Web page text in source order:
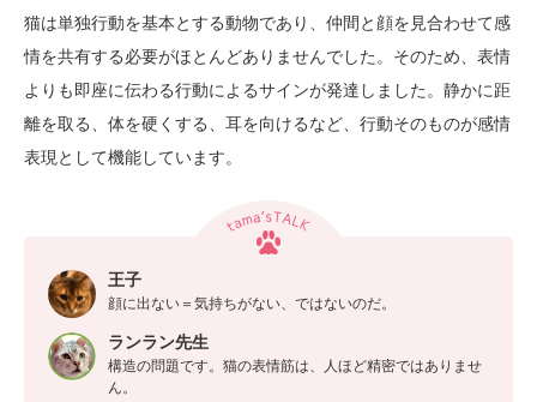
猫は単独行動を基本とする動物であり、仲間と顔を見合わせて感
情を共有する必要がほとんどありませんでした。そのため、表情
よりも即座に伝わる行動によるサインが発達しました。静かに距
離を取る、体を硬くする、耳を向けるなど、行動そのものが感情
表現として機能しています。
王子
顔に出ない＝気持ちがない、ではないのだ。
ランラン先生
構造の問題です。猫の表情筋は、人ほど精密ではありませ
ん。